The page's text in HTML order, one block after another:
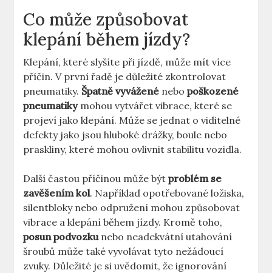
Co může způsobovat
klepání během jízdy?
Klepání, které slyšíte při jízdě, může mít více
příčin. V první řadě je důležité zkontrolovat
pneumatiky. Špatně vyvážené nebopoškozené
pneumatikymohou vytvářet vibrace, které se
projeví jako klepání. Může se jednat o viditelné
defekty jako jsou hluboké drážky, boule nebo
praskliny, které mohou ovlivnit stabilitu vozidla.
Další častou příčinou může býtproblém se
zavěšením kol. Například opotřebované ložiska,
silentbloky nebo odpružení mohou způsobovat
vibrace a klepání během jízdy. Kromě toho,
posun podvozkunebo neadekvátní utahování
šroubů může také vyvolávat tyto nežádoucí
zvuky. Důležité je si uvědomit, že ignorování